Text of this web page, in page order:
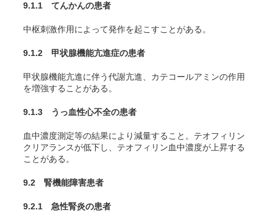
9.1.1 てんかんの患者
中枢刺激作用によって発作を起こすことがある。
9.1.2 甲状腺機能亢進症の患者
甲状腺機能亢進に伴う代謝亢進、カテコールアミンの作用
を増強することがある。
9.1.3 うっ血性心不全の患者
血中濃度測定等の結果により減量すること。テオフィリン
クリアランスが低下し、テオフィリン血中濃度が上昇する
ことがある。
9.2 腎機能障害患者
9.2.1 急性腎炎の患者